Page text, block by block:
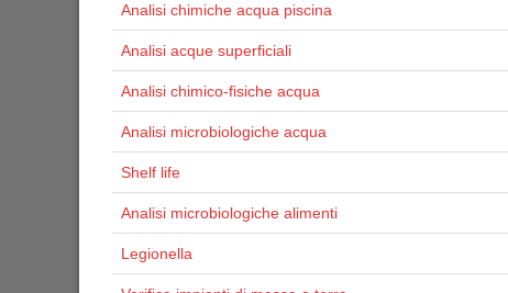
Analisi chimiche acqua piscina
Analisi acque superficiali
Analisi chimico-fisiche acqua
Analisi microbiologiche acqua
Shelf life
Analisi microbiologiche alimenti
Legionella